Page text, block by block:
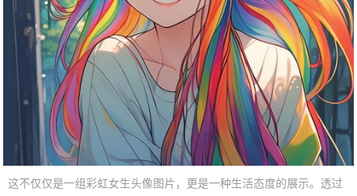
这不仅仅是一组彩虹女生头像图片，更是一种生活态度的展示。透过